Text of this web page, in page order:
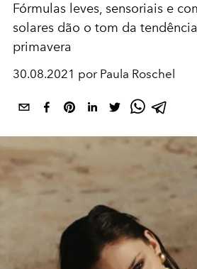
Fórmulas leves, sensoriais e
solares dão o tom da
primavera
30.08.2021 por Paula Roschel